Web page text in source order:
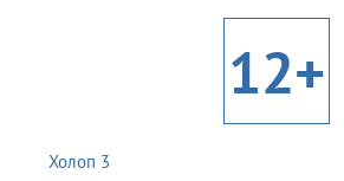
12+
Холоп 3